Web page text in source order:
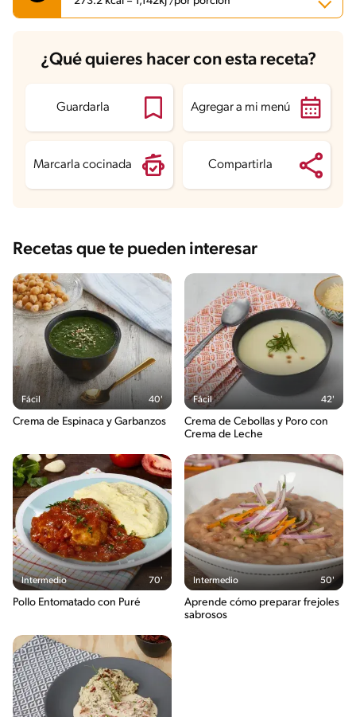
Carbohidratos
36.9 g
Energía 273.2 kcal
Proteína
Grasas saturadas 4.8 g
Sodio 334.5 mg
¿Qué quieres hacer con esta receta?
Guardarla Agregar a mi menú
Marcarla cocinada Compartirla
Recetas que te pueden interesar
Fácil 40'
Crema de Espinaca y Garbanzos
Fácil 42'
Crema de Cebollas y Poro con
Crema de Leche
Intermedio 70'
Pollo Entomatado con Puré
Intermedio 50'
Aprende cómo preparar frejoles
sabrosos